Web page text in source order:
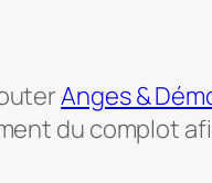
Anges &
du complot